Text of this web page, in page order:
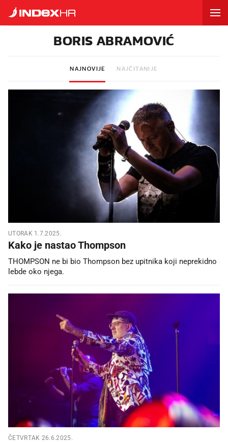
BORIS ABRAMOVIĆ
NAJNOVIJE NAJČITANIJE
UTORAK 1.7.2025.
Kako je nastao Thompson
THOMPSON ne bi bio Thompson bez upitnika koji neprekidno
lebde oko njega.
ČETVRTAK 26.6.2025.